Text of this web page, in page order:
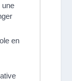
une
en